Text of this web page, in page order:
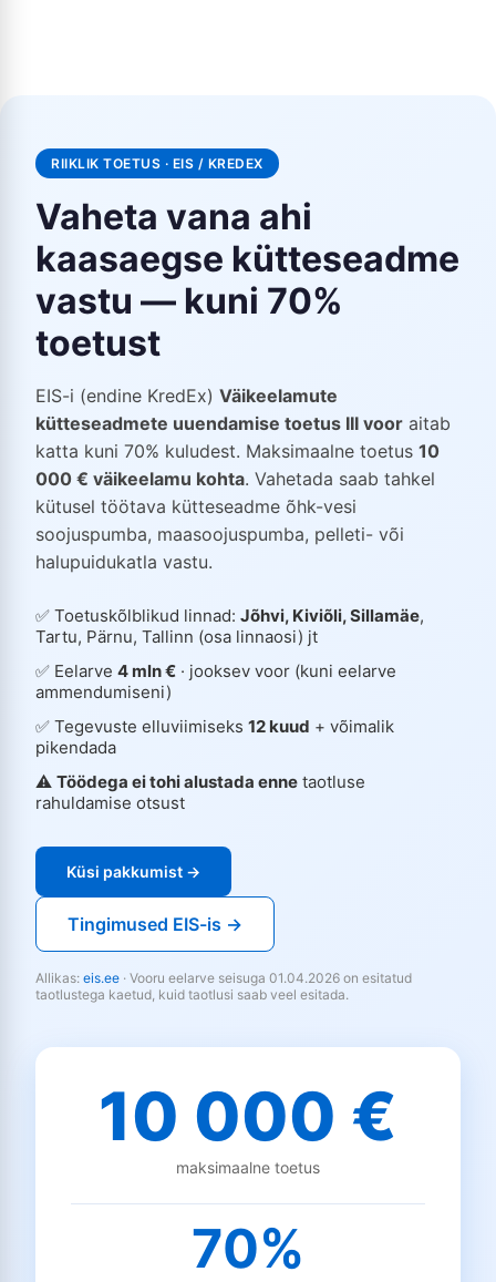
RIIKLIK TOETUS · EIS / KREDEX
Vaheta vana ahi
kaasaegse kütteseadme
vastu — kuni 70%
toetust
EIS-i (endine KredEx) Väikeelamute
kütteseadmete uuendamise toetus III voor aitab
katta kuni 70% kuludest. Maksimaalne toetus 10
000 € väikeelamu kohta. Vahetada saab tahkel
kütusel töötava kütteseadme õhk-vesi
soojuspumba, maasoojuspumba, pelleti- või
halupuidukatla vastu.
✅ Toetuskõlblikud linnad: Jõhvi, Kiviõli, Sillamäe,
Tartu, Pärnu, Tallinn (osa linnaosi) jt
✅ Eelarve 4 mln € · jooksev voor (kuni eelarve
ammendumiseni)
✅ Tegevuste elluviimiseks 12 kuud + võimalik
pikendada
⚠️ Töödega ei tohi alustada enne taotluse
rahuldamise otsust
Küsi pakkumist →
Tingimused EIS-is →
Allikas: eis.ee · Vooru eelarve seisuga 01.04.2026 on esitatud
taotlustega kaetud, kuid taotlusi saab veel esitada.
10 000 €
maksimaalne toetus
70%